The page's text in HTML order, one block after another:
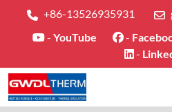
+86-13526935931
- YouTube -
-